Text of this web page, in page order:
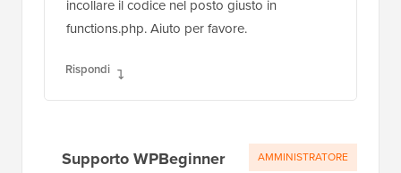
wordpress/
Mehedi Hassan